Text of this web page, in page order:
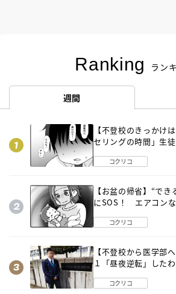
Ranking ラン
週間
【不登校のきっかけ
セリングの時間」生
コクリコ
【お盆の帰省】“で
にSOS！ エアコン
コクリコ
【不登校から医学部
１「昼夜逆転」した
コクリコ